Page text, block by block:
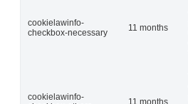
cookielawinfo-
checkbox-necessary
11 months
cookielawinfo-